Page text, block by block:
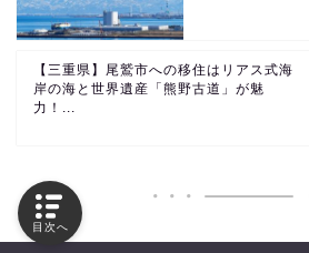
【三重県】尾鷲市への移住はリアス式海
岸の海と世界遺産「熊野古道」が魅
力！...
目次へ